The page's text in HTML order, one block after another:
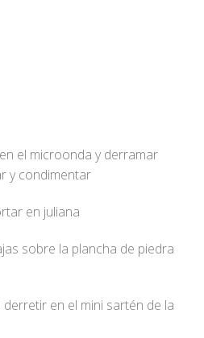
el microonda y derramar
y condimentar
en juliana
sobre la plancha de piedra
en el mini sartén de la